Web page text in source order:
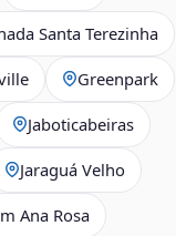
Santa Terezinha
Greenpark
Jaboticabeiras
Jaraguá Velho
Ana Rosa